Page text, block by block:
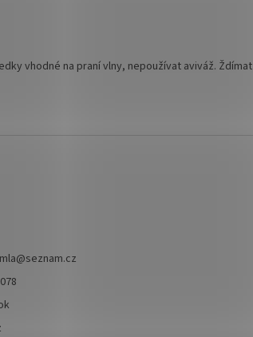
vhodné na praní vlny, nepoužívat aviváž.
@seznam.cz